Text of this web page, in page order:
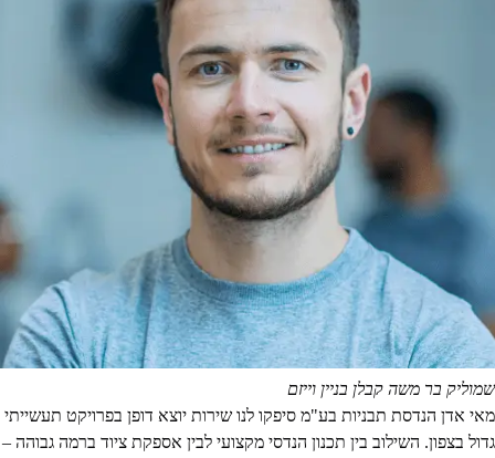
שמוליק בר משה קבלן בניין וייזם
מאי אדן הנדסת תבניות בע"מ סיפקו לנו שירות יוצא דופן בפרויקט תעשייתי
גדול בצפון. השילוב בין תכנון הנדסי מקצועי לבין אספקת ציוד ברמה גבוהה –